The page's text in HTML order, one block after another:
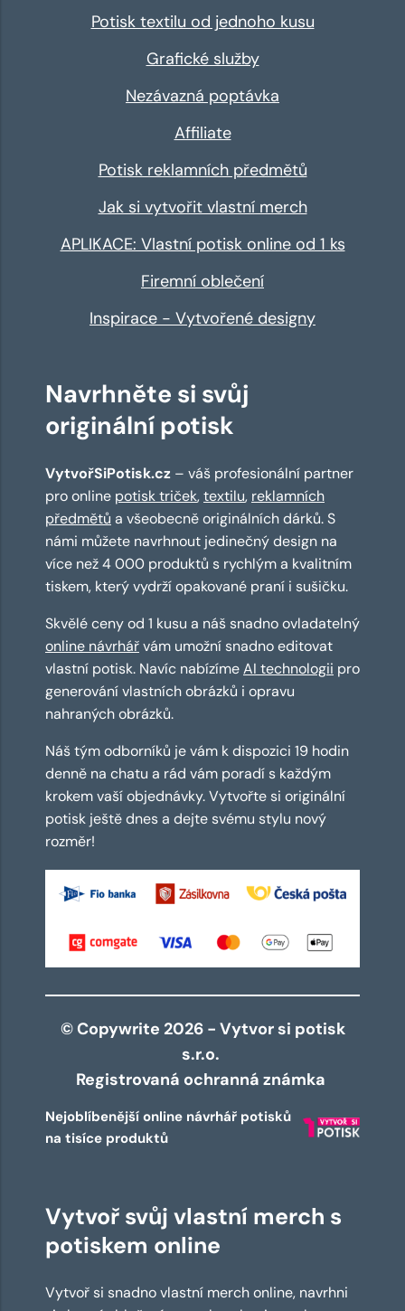
Potisk textilu od jednoho kusu
Grafické služby
Nezávazná poptávka
Affiliate
Potisk reklamních předmětů
Jak si vytvořit vlastní merch
APLIKACE: Vlastní potisk online od 1 ks
Firemní oblečení
Inspirace - Vytvořené designy
Navrhněte si svůj
originální potisk
VytvořSiPotisk.cz – váš profesionální partner
pro online potisk triček,textilu, reklamních
předmětů a všeobecně originálních dárků. S
námi můžete navrhnout jedinečný design na
více než 4 000 produktů s rychlým a kvalitním
tiskem, který vydrží opakované praní i sušičku.
Skvělé ceny od 1 kusu a náš snadno ovladatelný
online návrhářvám umožní snadno editovat
vlastní potisk. Navíc nabízímeAI technologii pro
generování vlastních obrázků i opravu
nahraných obrázků.
Náš tým odborníků je vám k dispozici 19 hodin
denně na chatu a rád vám poradí s každým
krokem vaší objednávky. Vytvořte si originální
potisk ještě dnes a dejte svému stylu nový
rozměr!
© Copywrite 2026 - Vytvor si potisk
s.r.o.
Registrovaná ochranná známka
Nejoblíbenější online návrhář potisků
na tisíce produktů
Vytvoř svůj vlastní merch s
potiskem online
Vytvoř si snadno vlastní merch online, navrhni